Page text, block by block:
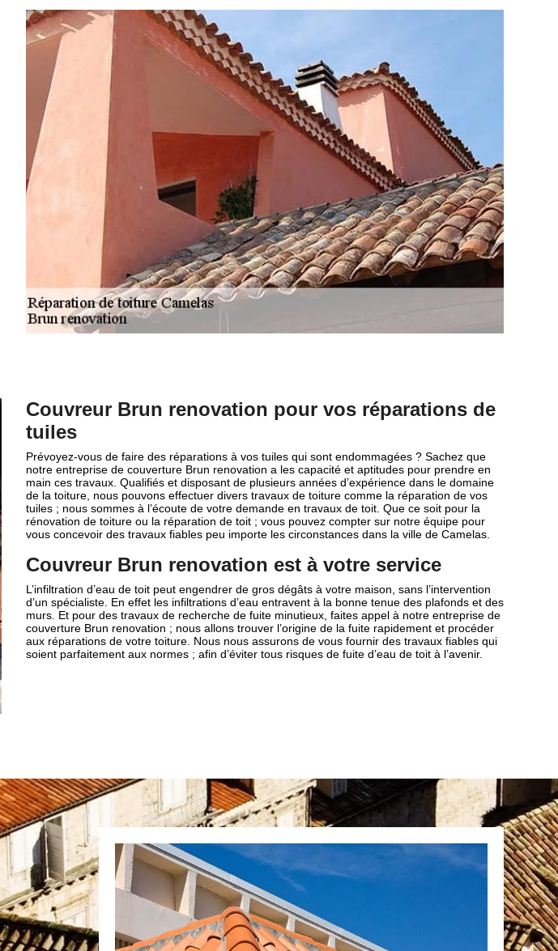
Couvreur Brun renovation pour vos réparations de
tuiles
Prévoyez-vous de faire des réparations à vos tuiles qui sont endommagées ? Sachez que
notre entreprise de couverture Brun renovation a les capacité et aptitudes pour prendre en
main ces travaux. Qualifiés et disposant de plusieurs années d’expérience dans le domaine
de la toiture, nous pouvons effectuer divers travaux de toiture comme la réparation de vos
tuiles ; nous sommes à l’écoute de votre demande en travaux de toit. Que ce soit pour la
rénovation de toiture ou la réparation de toit ; vous pouvez compter sur notre équipe pour
vous concevoir des travaux fiables peu importe les circonstances dans la ville de Camelas.
Couvreur Brun renovation est à votre service
L’infiltration d’eau de toit peut engendrer de gros dégâts à votre maison, sans l’intervention
d’un spécialiste. En effet les infiltrations d’eau entravent à la bonne tenue des plafonds et des
murs. Et pour des travaux de recherche de fuite minutieux, faites appel à notre entreprise de
couverture Brun renovation ; nous allons trouver l’origine de la fuite rapidement et procéder
aux réparations de votre toiture. Nous nous assurons de vous fournir des travaux fiables qui
soient parfaitement aux normes ; afin d’éviter tous risques de fuite d’eau de toit à l’avenir.